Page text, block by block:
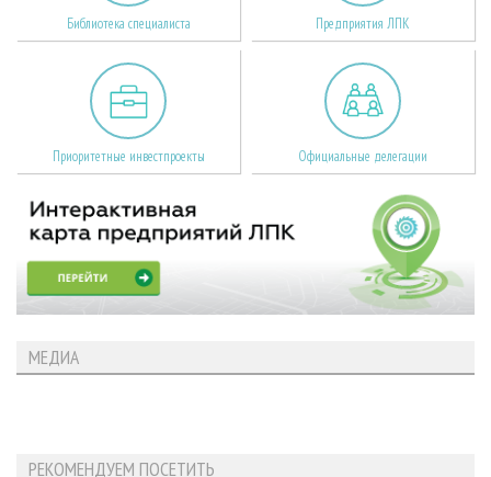
Библиотека специалиста Предприятия ЛПК
Приоритетные инвестпроекты Официальные делегации
МЕДИА
РЕКОМЕНДУЕМ ПОСЕТИТЬ